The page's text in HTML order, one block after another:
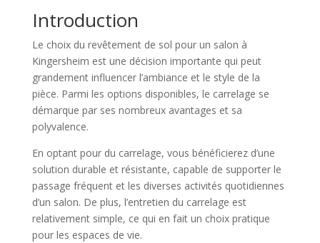
Introduction
Le choix du revêtement de sol pour un salon à
Kingersheim est une décision importante qui peut
grandement influencer l’ambiance et le style de la
pièce. Parmi les options disponibles, le carrelage se
démarque par ses nombreux avantages et sa
polyvalence.
En optant pour du carrelage, vous bénéficierez d’une
solution durable et résistante, capable de supporter le
passage fréquent et les diverses activités quotidiennes
d’un salon. De plus, l’entretien du carrelage est
relativement simple, ce qui en fait un choix pratique
pour les espaces de vie.